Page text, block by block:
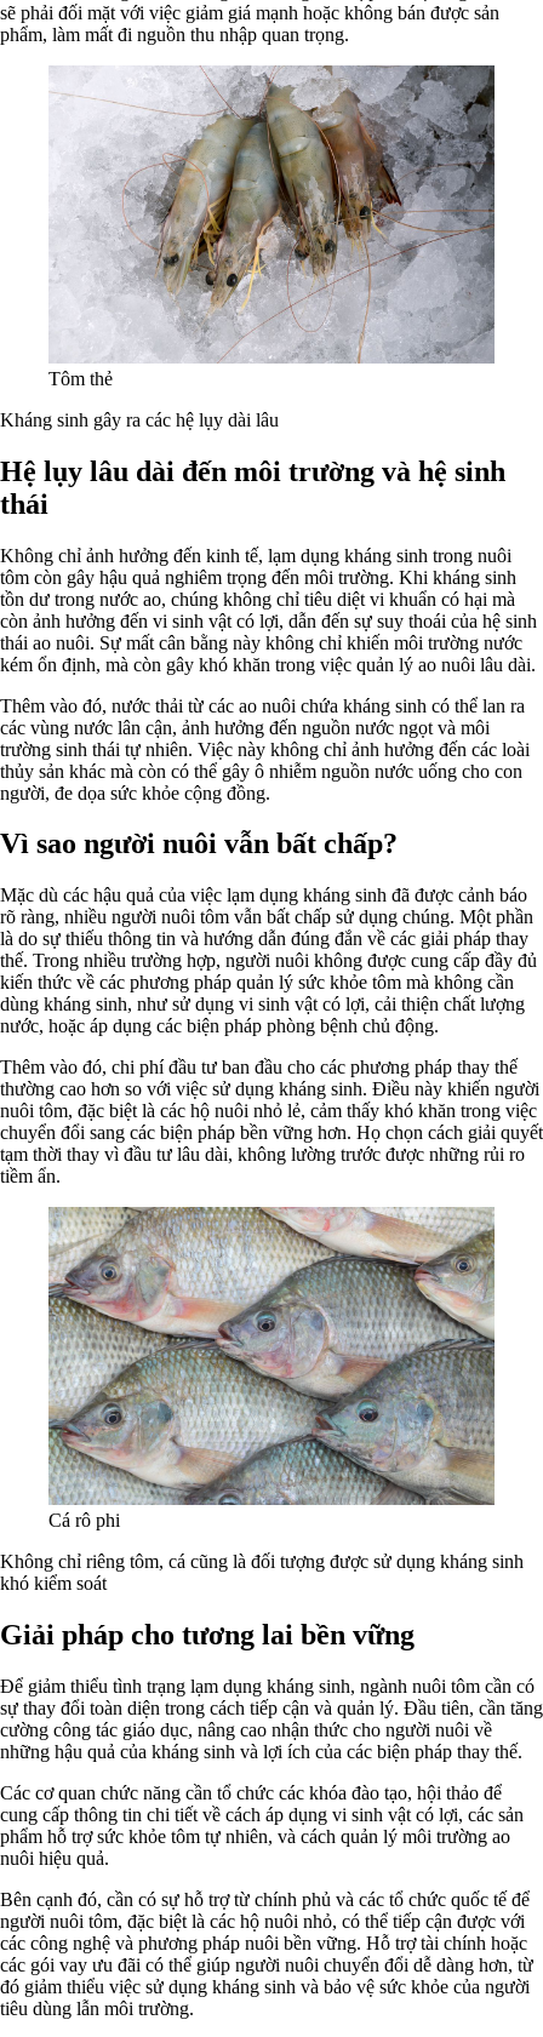
sẽ phải đối mặt với việc giảm giá mạnh hoặc không bán được sản
phẩm, làm mất đi nguồn thu nhập quan trọng.
Tôm thẻ
Kháng sinh gây ra các hệ lụy dài lâu
Hệ lụy lâu dài đến môi trường và hệ sinh
thái
Không chỉ ảnh hưởng đến kinh tế, lạm dụng kháng sinh trong nuôi
tôm còn gây hậu quả nghiêm trọng đến môi trường. Khi kháng sinh
tồn dư trong nước ao, chúng không chỉ tiêu diệt vi khuẩn có hại mà
còn ảnh hưởng đến vi sinh vật có lợi, dẫn đến sự suy thoái của hệ sinh
thái ao nuôi. Sự mất cân bằng này không chỉ khiến môi trường nước
kém ổn định, mà còn gây khó khăn trong việc quản lý ao nuôi lâu dài.
Thêm vào đó, nước thải từ các ao nuôi chứa kháng sinh có thể lan ra
các vùng nước lân cận, ảnh hưởng đến nguồn nước ngọt và môi
trường sinh thái tự nhiên. Việc này không chỉ ảnh hưởng đến các loài
thủy sản khác mà còn có thể gây ô nhiễm nguồn nước uống cho con
người, đe dọa sức khỏe cộng đồng.
Vì sao người nuôi vẫn bất chấp?
Mặc dù các hậu quả của việc lạm dụng kháng sinh đã được cảnh báo
rõ ràng, nhiều người nuôi tôm vẫn bất chấp sử dụng chúng. Một phần
là do sự thiếu thông tin và hướng dẫn đúng đắn về các giải pháp thay
thế. Trong nhiều trường hợp, người nuôi không được cung cấp đầy đủ
kiến thức về các phương pháp quản lý sức khỏe tôm mà không cần
dùng kháng sinh, như sử dụng vi sinh vật có lợi, cải thiện chất lượng
nước, hoặc áp dụng các biện pháp phòng bệnh chủ động.
Thêm vào đó, chi phí đầu tư ban đầu cho các phương pháp thay thế
thường cao hơn so với việc sử dụng kháng sinh. Điều này khiến người
nuôi tôm, đặc biệt là các hộ nuôi nhỏ lẻ, cảm thấy khó khăn trong việc
chuyển đổi sang các biện pháp bền vững hơn. Họ chọn cách giải quyết
tạm thời thay vì đầu tư lâu dài, không lường trước được những rủi ro
tiềm ẩn.
Cá rô phi
Không chỉ riêng tôm, cá cũng là đối tượng được sử dụng kháng sinh
khó kiểm soát
Giải pháp cho tương lai bền vững
Để giảm thiểu tình trạng lạm dụng kháng sinh, ngành nuôi tôm cần có
sự thay đổi toàn diện trong cách tiếp cận và quản lý. Đầu tiên, cần tăng
cường công tác giáo dục, nâng cao nhận thức cho người nuôi về
những hậu quả của kháng sinh và lợi ích của các biện pháp thay thế.
Các cơ quan chức năng cần tổ chức các khóa đào tạo, hội thảo để
cung cấp thông tin chi tiết về cách áp dụng vi sinh vật có lợi, các sản
phẩm hỗ trợ sức khỏe tôm tự nhiên, và cách quản lý môi trường ao
nuôi hiệu quả.
Bên cạnh đó, cần có sự hỗ trợ từ chính phủ và các tổ chức quốc tế để
người nuôi tôm, đặc biệt là các hộ nuôi nhỏ, có thể tiếp cận được với
các công nghệ và phương pháp nuôi bền vững. Hỗ trợ tài chính hoặc
các gói vay ưu đãi có thể giúp người nuôi chuyển đổi dễ dàng hơn, từ
đó giảm thiểu việc sử dụng kháng sinh và bảo vệ sức khỏe của người
tiêu dùng lẫn môi trường.